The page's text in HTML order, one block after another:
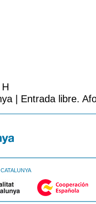
| Entrada libre.